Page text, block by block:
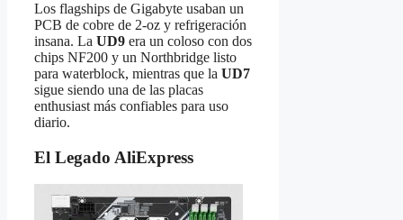
Los flagships de Gigabyte usaban un
PCB de cobre de 2-oz y refrigeración
insana. La UD9 era un coloso con dos
chips NF200 y un Northbridge listo
para waterblock, mientras que la UD7
sigue siendo una de las placas
enthusiast más confiables para uso
diario.
El Legado AliExpress